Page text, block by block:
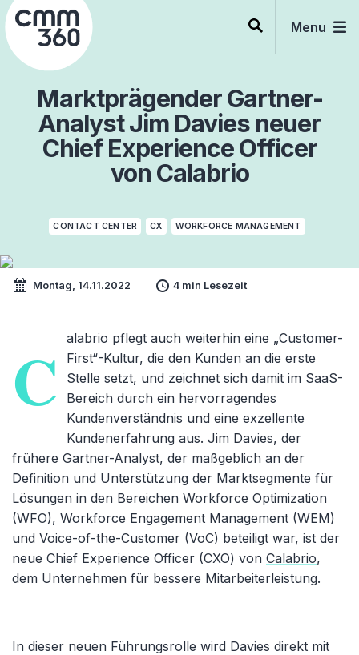
Skip
to
content
Menu
Marktprägender Gartner-
Analyst Jim Davies neuer
Chief Experience Officer
von Calabrio
CONTACT CENTER CX WORKFORCE MANAGEMENT
Montag, 14.11.2022 4 min Lesezeit
C
alabrio pflegt auch weiterhin eine „Customer-
First“-Kultur, die den Kunden an die erste
Stelle setzt, und zeichnet sich damit im SaaS-
Bereich durch ein hervorragendes
Kundenverständnis und eine exzellente
Kundenerfahrung aus. Jim Davies, der
frühere Gartner-Analyst, der maßgeblich an der
Definition und Unterstützung der Marktsegmente für
Lösungen in den Bereichen Workforce Optimization
(WFO), Workforce Engagement Management (WEM)
und Voice-of-the-Customer (VoC) beteiligt war, ist der
neue Chief Experience Officer (CXO) von Calabrio,
dem Unternehmen für bessere Mitarbeiterleistung.
In dieser neuen Führungsrolle wird Davies direkt mit